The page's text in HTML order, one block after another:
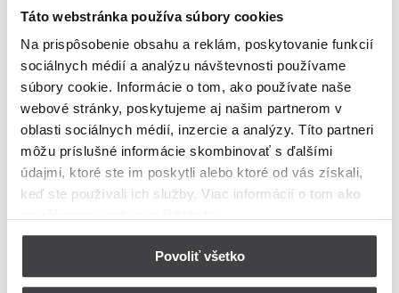
Táto webstránka používa súbory cookies
Na prispôsobenie obsahu a reklám, poskytovanie funkcií
sociálnych médií a analýzu návštevnosti používame
súbory cookie. Informácie o tom, ako používate naše
webové stránky, poskytujeme aj našim partnerom v
oblasti sociálnych médií, inzercie a analýzy. Títo partneri
môžu príslušné informácie skombinovať s ďalšími
údajmi, ktoré ste im poskytli alebo ktoré od vás získali,
keď ste používali ich služby. Viac informácií o tom ako
Povoliť všetko
Zadajte číslo vchodu pre zobrazenie ponuky internetu v meste
Zadajte číslo domu/vchodupre zobrazenie ponuky internetu v
lokalite Banská Štiavnica
Zoznam čísiel domov/vchodov na ulici Ilijská v
meste Banská Štiavnica
Bohužiaľ, nedisponujeme zoznamom dostupných čísiel vchodov na
ulici Ilijská v meste Banská Štiavnica.
© Copyright 2026 Nastavenia cookies